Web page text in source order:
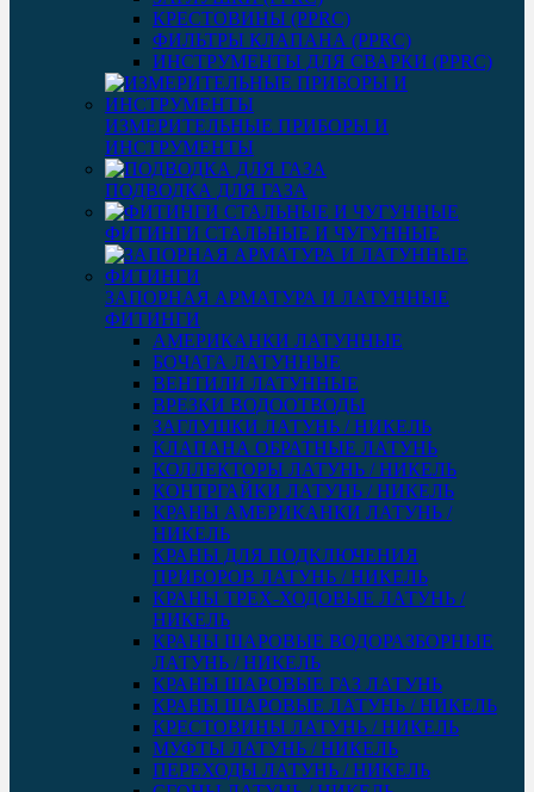
КРЕСТОВИНЫ (PPRC)
ФИЛЬТРЫ КЛАПАНА (PPRC)
ИНСТРУМЕНТЫ ДЛЯ СВАРКИ (PPRC)
ИЗМЕРИТЕЛЬНЫЕ ПРИБОРЫ И
ИНСТРУМЕНТЫ
ПОДВОДКА ДЛЯ ГАЗА
ФИТИНГИ СТАЛЬНЫЕ И ЧУГУННЫЕ
ЗАПОРНАЯ АРМАТУРА И ЛАТУННЫЕ
ФИТИНГИ
АМЕРИКАНКИ ЛАТУННЫЕ
БОЧАТА ЛАТУННЫЕ
ВЕНТИЛИ ЛАТУННЫЕ
ВРЕЗКИ ВОДООТВОДЫ
ЗАГЛУШКИ ЛАТУНЬ / НИКЕЛЬ
КЛАПАНА ОБРАТНЫЕ ЛАТУНЬ
КОЛЛЕКТОРЫ ЛАТУНЬ / НИКЕЛЬ
КОНТРГАЙКИ ЛАТУНЬ / НИКЕЛЬ
КРАНЫ АМЕРИКАНКИ ЛАТУНЬ /
НИКЕЛЬ
КРАНЫ ДЛЯ ПОДКЛЮЧЕНИЯ
ПРИБОРОВ ЛАТУНЬ / НИКЕЛЬ
КРАНЫ ТРЕХ-ХОДОВЫЕ ЛАТУНЬ /
НИКЕЛЬ
КРАНЫ ШАРОВЫЕ ВОДОРАЗБОРНЫЕ
ЛАТУНЬ / НИКЕЛЬ
КРАНЫ ШАРОВЫЕ ГАЗ ЛАТУНЬ
КРАНЫ ШАРОВЫЕ ЛАТУНЬ / НИКЕЛЬ
КРЕСТОВИНЫ ЛАТУНЬ / НИКЕЛЬ
МУФТЫ ЛАТУНЬ / НИКЕЛЬ
ПЕРЕХОДЫ ЛАТУНЬ / НИКЕЛЬ